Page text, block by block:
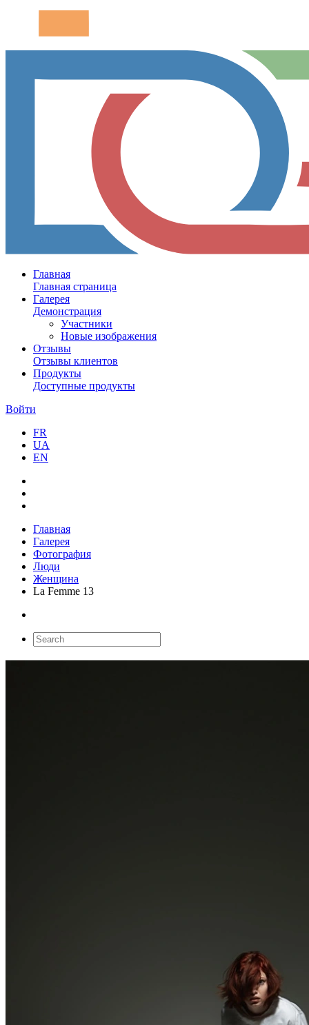
Главная
Главная страница
Галерея
Демонстрация
Участники
Новые изображения
Отзывы
Отзывы клиентов
Продукты
Доступные продукты
Войти
FR
UA
EN
Главная
Галерея
Фотография
Люди
Женщина
La Femme 13